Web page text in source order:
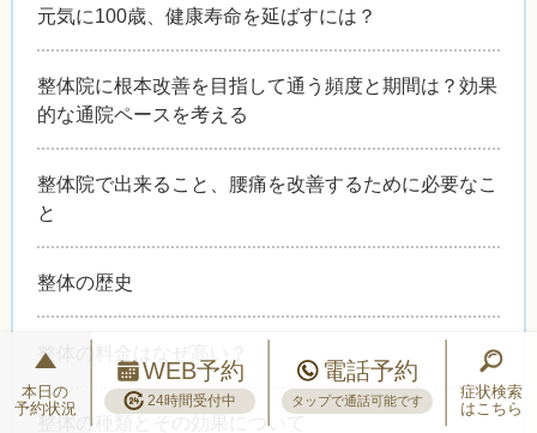
元気に100歳、健康寿命を延ばすには？
整体院に根本改善を目指して通う頻度と期間は？効果
的な通院ペースを考える
整体院で出来ること、腰痛を改善するために必要なこ
と
整体の歴史
整体の料金はなぜ高い？
整体の種類とその効果について
本日の
予約状況
WEB予約
24時間受付中
電話予約
タップで通話可能です
症状検索
はこちら